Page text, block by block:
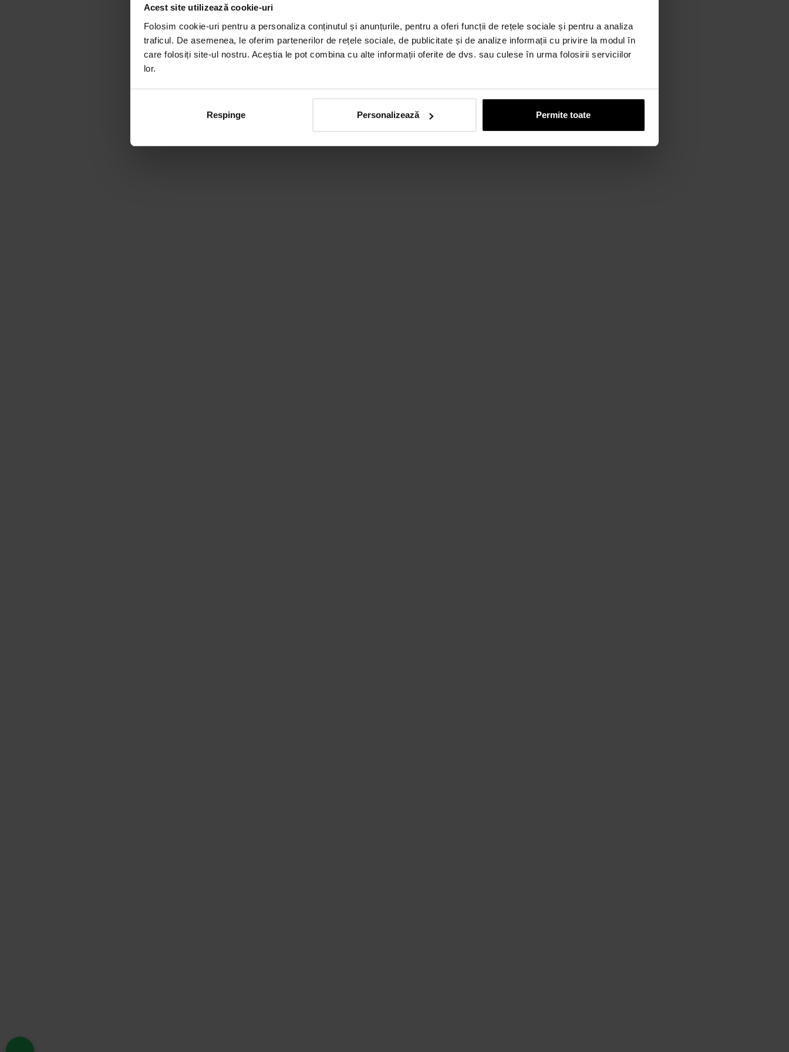
Acest site utilizează cookie-uri
Folosim cookie-uri pentru a personaliza conținutul și anunțurile, pentru a oferi funcții de rețele sociale și pentru a analiza
traficul. De asemenea, le oferim partenerilor de rețele sociale, de publicitate și de analize informații cu privire la modul în
care folosiți site-ul nostru. Aceștia le pot combina cu alte informații oferite de dvs. sau culese în urma folosirii serviciilor
lor.
Respinge Personalizează Permite toate